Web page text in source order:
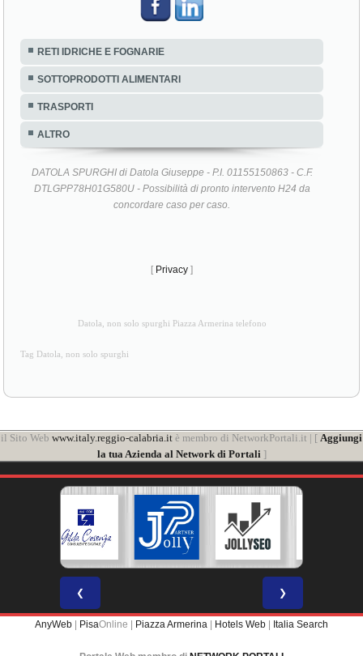
RETI IDRICHE E FOGNARIE
SOTTOPRODOTTI ALIMENTARI
TRASPORTI
ALTRO
DATOLA SPURGHI di Datola Giuseppe - P.I. 01155150863 - C.F.
DTLGPP78H01G580U - Possibilità di pronto intervento H24 da
concordare caso per caso.
[ Privacy ]
Datola, non solo spurghi Piazza Armerina telefono
Tag Datola, non solo spurghi
il Sito Web www.italy.reggio-calabria.it è membro di NetworkPortali.it | [ Aggiungi
la tua Azienda al Network di Portali ]
❮ ❯
AnyWeb | PisaOnline | Piazza Armerina | Hotels Web | Italia Search